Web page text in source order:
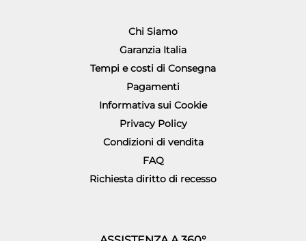
Chi Siamo
Garanzia Italia
Tempi e costi di Consegna
Pagamenti
Informativa sui Cookie
Privacy Policy
Condizioni di vendita
FAQ
Richiesta diritto di recesso